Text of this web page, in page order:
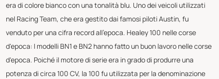
era di colore bianco con una tonalità blu. Uno dei veicoli utilizzati
nel Racing Team, che era gestito dai famosi piloti Austin, fu
venduto per una cifra record all'epoca. Healey 100 nelle corse
d'epoca: I modelli BN1 e BN2 hanno fatto un buon lavoro nelle corse
d'epoca. Poiché il motore di serie era in grado di produrre una
potenza di circa 100 CV, la 100 fu utilizzata per la denominazione